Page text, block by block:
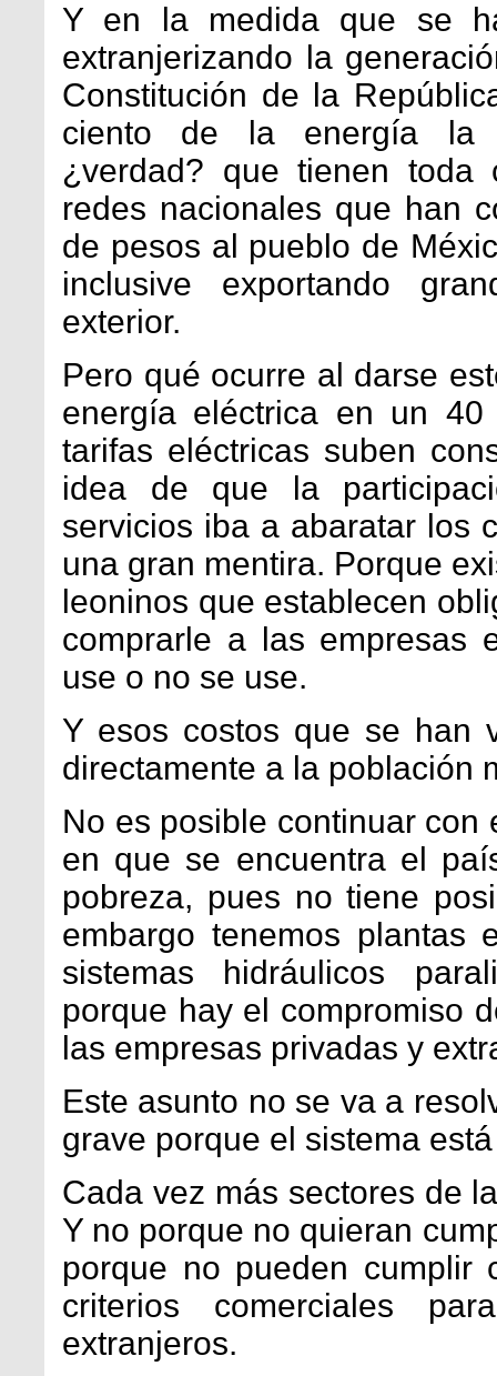
Y en la medida que se
extranjerizando la
Constitución de la
ciento de la energía la
¿verdad? que tienen
redes nacionales que han
de pesos al pueblo de
inclusive exportando
exterior.
Pero qué ocurre al darse
energía eléctrica en un
tarifas eléctricas suben
idea de que la
servicios iba a abaratar los
una gran mentira. Porque
leoninos que establecen
comprarle a las empresas
use o no se use.
Y esos costos que se han
directamente a la población
No es posible continuar con
en que se encuentra el
pobreza, pues no tiene
embargo tenemos plantas
sistemas hidráulicos
porque hay el compromiso
las empresas privadas y
Este asunto no se va a
grave porque el sistema
Cada vez más sectores de
Y no porque no quieran
porque no pueden cumplir
criterios comerciales
extranjeros.